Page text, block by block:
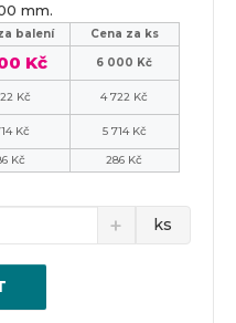
mm.
balení
Cena za ks
Kč
6 000 Kč
Kč
4 722 Kč
Kč
5 714 Kč
Kč 286 Kč
ks